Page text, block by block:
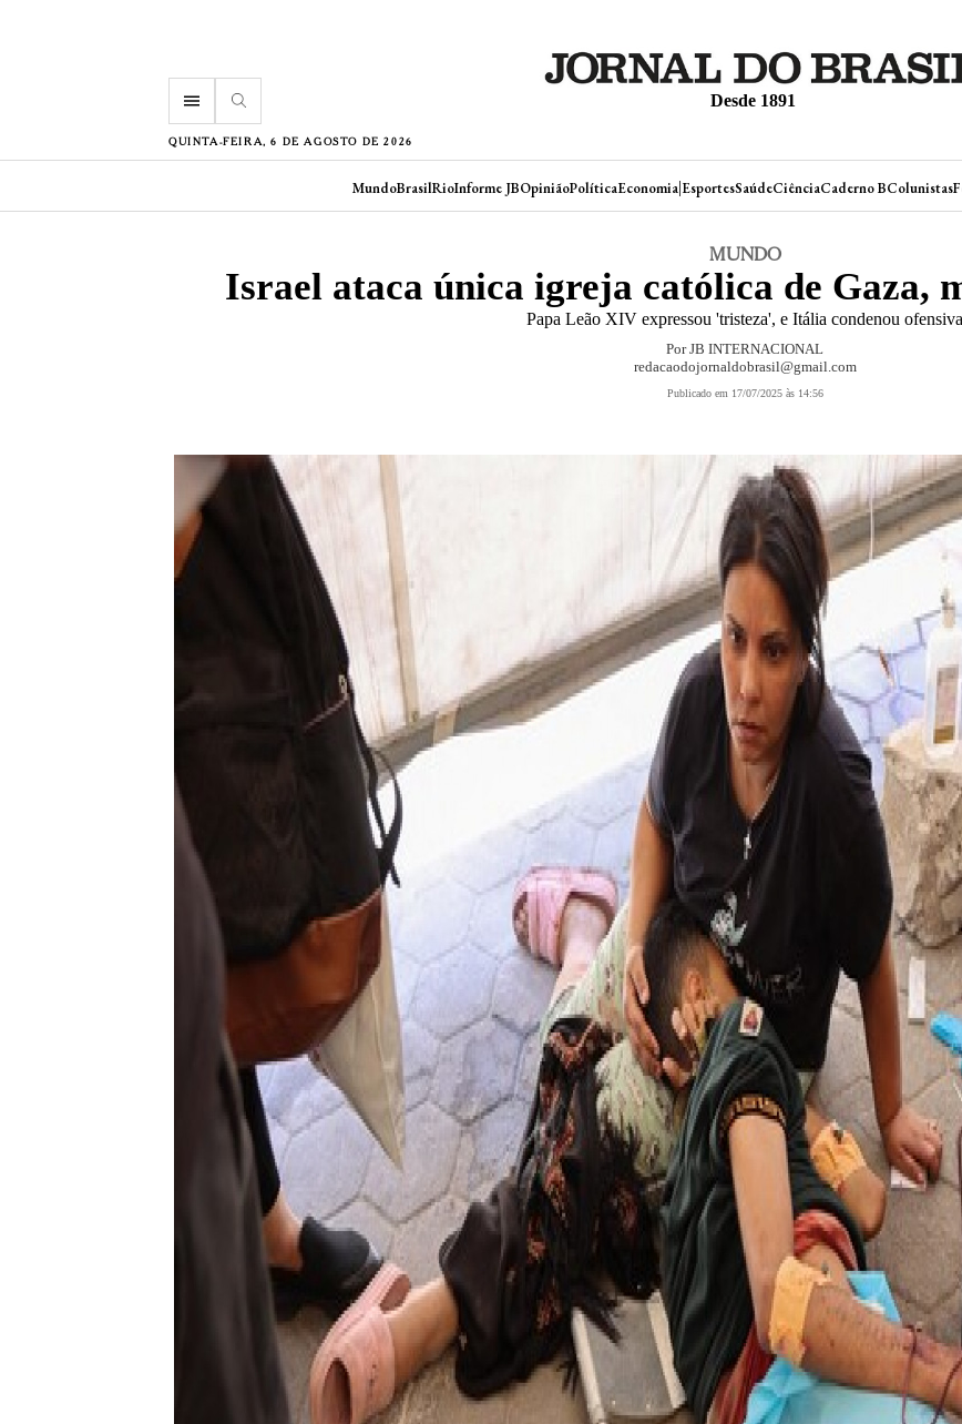
menu Desde 1891
QUINTA-FEIRA, 6 DE AGOSTO DE 2026
MundoBrasilRioInforme JBOpiniãoPolíticaEconomia|EsportesSaúdeCiênciaCaderno BColunistas
MUNDO
Israel ataca única igreja católica de Gaza,
Papa Leão XIV expressou 'tristeza', e Itália condenou ofensiva
Por JB INTERNACIONAL
redacaodojornaldobrasil@gmail.com
Publicado em 17/07/2025 às 14:56